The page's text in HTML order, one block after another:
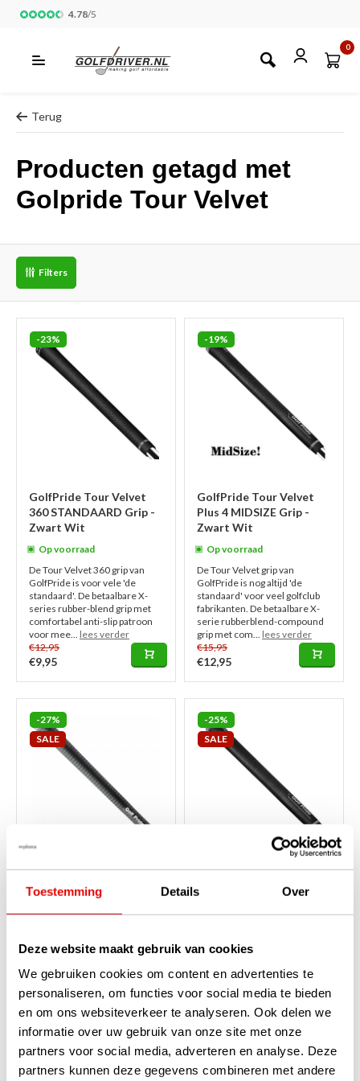
Toestemming Details Over
Deze website maakt gebruik van cookies
We gebruiken cookies om content en advertenties te
personaliseren, om functies voor social media te bieden
en om ons websiteverkeer te analyseren. Ook delen we
informatie over uw gebruik van onze site met onze
partners voor social media, adverteren en analyse. Deze
partners kunnen deze gegevens combineren met andere
4.78/5
0
Terug
Producten getagd met
Golpride Tour Velvet
Filters
-23%
GolfPride Tour Velvet
360 STANDAARD Grip -
Zwart Wit
Op voorraad
De Tour Velvet 360 grip van
GolfPride is voor vele 'de
standaard'. De betaalbare X-
series rubber-blend grip met
comfortabel anti-slip patroon
voor mee... lees verder
€12,95
€9,95
-19%
GolfPride Tour Velvet
Plus 4 MIDSIZE Grip -
Zwart Wit
Op voorraad
De Tour Velvet grip van
GolfPride is nog altijd 'de
standaard' voor veel golfclub
fabrikanten. De betaalbare X-
serie rubberblend-compound
grip met com... lees verder
€15,95
€12,95
-27%
SALE
STANDAARD Grip -
De Tour Velvet grip van
standaard' voor veel golfclub
fabrikanten. De betaalbare X-
serie rubberblend-compound
grip met com...lees verder
€12,95
-25%
SALE
Plus 4 STANDAARD Grip -
De Tour Velvet grip van
standaard' voor veel golfclub
fabrikanten. De betaalbare X-
grip met com...lees verder
€13,95